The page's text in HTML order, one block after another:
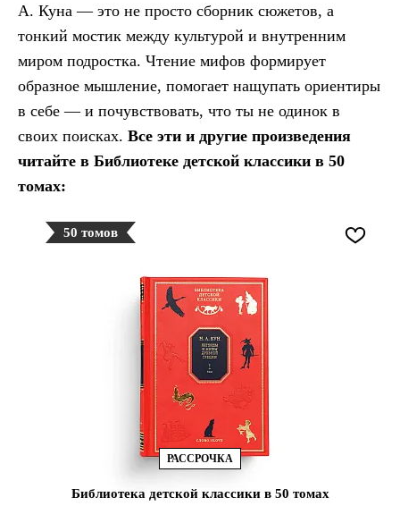
А. Куна — это не просто сборник сюжетов, а
тонкий мостик между культурой и внутренним
миром подростка. Чтение мифов формирует
образное мышление, помогает нащупать ориентиры
в себе — и почувствовать, что ты не одинок в
своих поисках. Все эти и другие произведения
читайте в Библиотеке детской классики в 50
томах:
50 томов
РАССРОЧКА
Библиотека детской классики в 50 томах